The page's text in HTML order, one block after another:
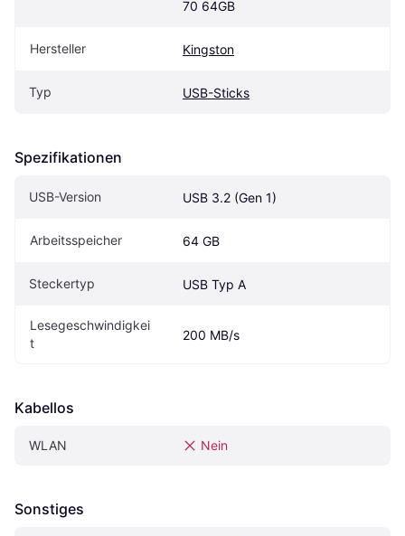
70 64GB
Hersteller Kingston
Typ USB-Sticks
Spezifikationen
USB-Version USB 3.2 (Gen 1)
Arbeitsspeicher 64 GB
Steckertyp USB Typ A
Lesegeschwindigkei
t
200 MB/s
Kabellos
WLAN Nein
Sonstiges